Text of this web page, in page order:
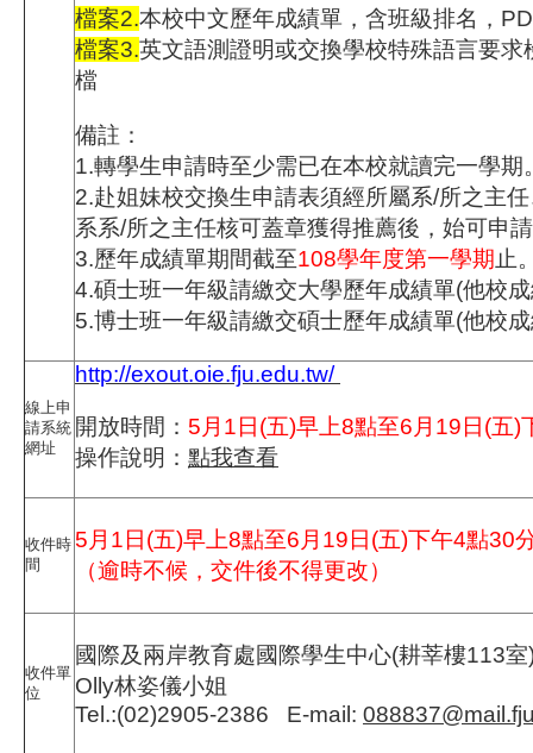
檔案2.本校中文歷年成績單，含班級排名，
檔案3.英文語測證明或交換學校特殊語言要
檔
備註：
1.轉學生申請時至少需已在本校就讀完一學期
2.赴姐妹校交換生申請表須經所屬系/所之主
系系/所之主任核可蓋章獲得推薦後，始可申
3.歷年成績單期間截至108學年度第一學期 止
4.碩士班一年級請繳交大學歷年成績單(他校
5.博士班一年級請繳交碩士歷年成績單(他校
線上申
請系統
網址
http://exout.oie.fju.edu.tw/
開放時間： 5月 1日(五)早上8點至6月19日(五)
操作說明： 點我查看
收件時
間
5月1日(五)早上8點至6月19日(五)下午4點30
（逾時不候，交件後不得更改）
收件單
位
國際及兩岸教育處國際學生中心(耕莘樓113室
Olly林姿儀小姐
Tel.:(02)2905-2386 E-mail: